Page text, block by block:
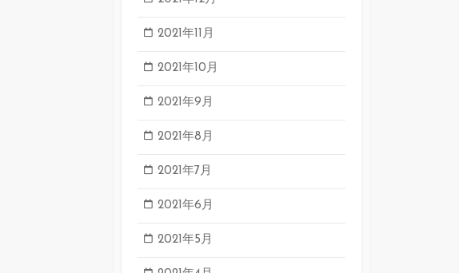
2021年11月
2021年10月
2021年9月
2021年8月
2021年7月
2021年6月
2021年5月